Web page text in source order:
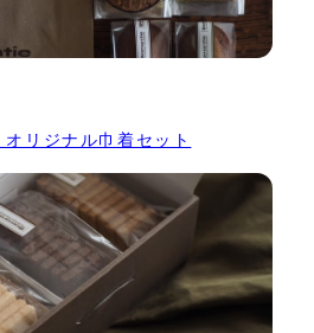
リジナル巾着セット